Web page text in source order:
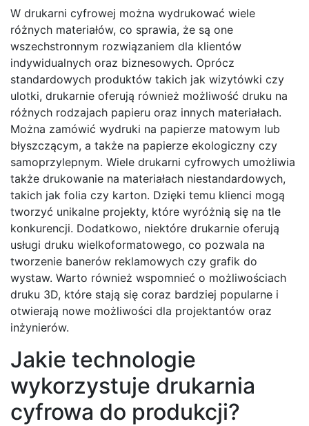
W drukarni cyfrowej można wydrukować wiele
różnych materiałów, co sprawia, że są one
wszechstronnym rozwiązaniem dla klientów
indywidualnych oraz biznesowych. Oprócz
standardowych produktów takich jak wizytówki czy
ulotki, drukarnie oferują również możliwość druku na
różnych rodzajach papieru oraz innych materiałach.
Można zamówić wydruki na papierze matowym lub
błyszczącym, a także na papierze ekologiczny czy
samoprzylepnym. Wiele drukarni cyfrowych umożliwia
także drukowanie na materiałach niestandardowych,
takich jak folia czy karton. Dzięki temu klienci mogą
tworzyć unikalne projekty, które wyróżnią się na tle
konkurencji. Dodatkowo, niektóre drukarnie oferują
usługi druku wielkoformatowego, co pozwala na
tworzenie banerów reklamowych czy grafik do
wystaw. Warto również wspomnieć o możliwościach
druku 3D, które stają się coraz bardziej popularne i
otwierają nowe możliwości dla projektantów oraz
inżynierów.
Jakie technologie
wykorzystuje drukarnia
cyfrowa do produkcji?